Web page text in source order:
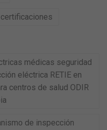
médicas seguridad
eléctrica RETIE en
centros de salud ODIR
de inspección